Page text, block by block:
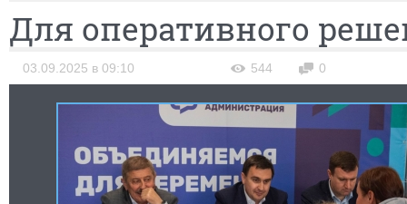
Для оперативного
03.09.2025 в 09:10 544 0